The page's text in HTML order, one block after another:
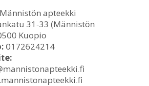
Männistön apteekki
31-33 (Männistön
Kuopio
0172624214